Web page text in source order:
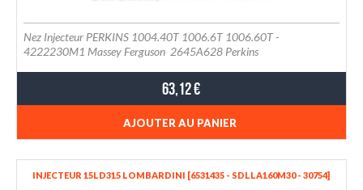
Nez Injecteur PERKINS 1004.40T 1006.6T 1006.60T -
4222230M1 Massey Ferguson 2645A628 Perkins
63,12 €
AJOUTER AU PANIER
INJECTEUR 15LD315 LOMBARDINI [6531435 - SDLLA160M30 - 30754]